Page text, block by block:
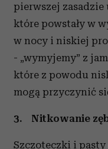
pierwszej
które powstały w
w nocy i niskiej
- „wymyjemy” z
które z powodu
mogą przyczynić
3. Nitkowanie
Szczoteczki i